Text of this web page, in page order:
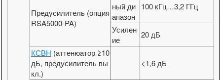
Предусилитель (опция
RSA5000-PA)
ный ди
апазон
100 кГц…3,2 ГГц
Усилен
ие
20 дБ
КСВН (аттенюатор ≥10
дБ, предусилитель вы
кл.)
<1,6 дБ